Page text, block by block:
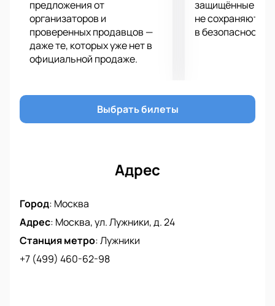
предложения от
организаторов и
проверенных продавцов —
даже те, которых уже нет в
официальной продаже.
защищённые
не сохраняются
в безопасности.
Выбрать билеты
Адрес
Город: Москва
Адрес: Москва, ул. Лужники, д. 24
Станция метро:Лужники
+7 (499) 460-62-98